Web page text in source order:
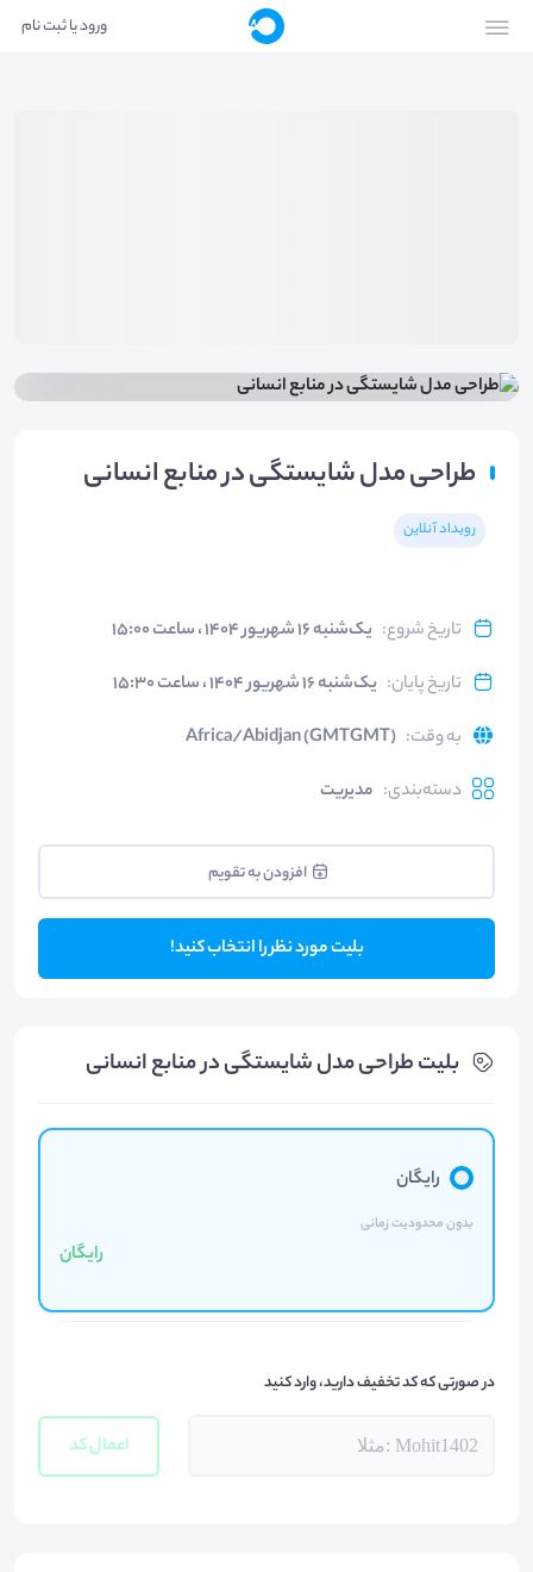
ورود یا ثبت نام
طراحی مدل شایستگی در منابع انسانی
رویداد آنلاین
تاریخ شروع: یک‌شنبه ۱۶ شهریور ۱۴۰۴ ، ساعت ۱۵:۰۰
تاریخ پایان: یک‌شنبه ۱۶ شهریور ۱۴۰۴ ، ساعت ۱۵:۳۰
به وقت:
Africa/Abidjan (GMTGMT)
دسته‌بندی: مدیریت
افزودن به تقویم
بلیت مورد نظر را انتخاب کنید!
بلیت‌ طراحی مدل شایستگی در منابع انسانی
رایگان
بدون محدودیت زمانی
رایگان
در صورتی که کد تخفیف دارید، وارد کنید
اعمال کد